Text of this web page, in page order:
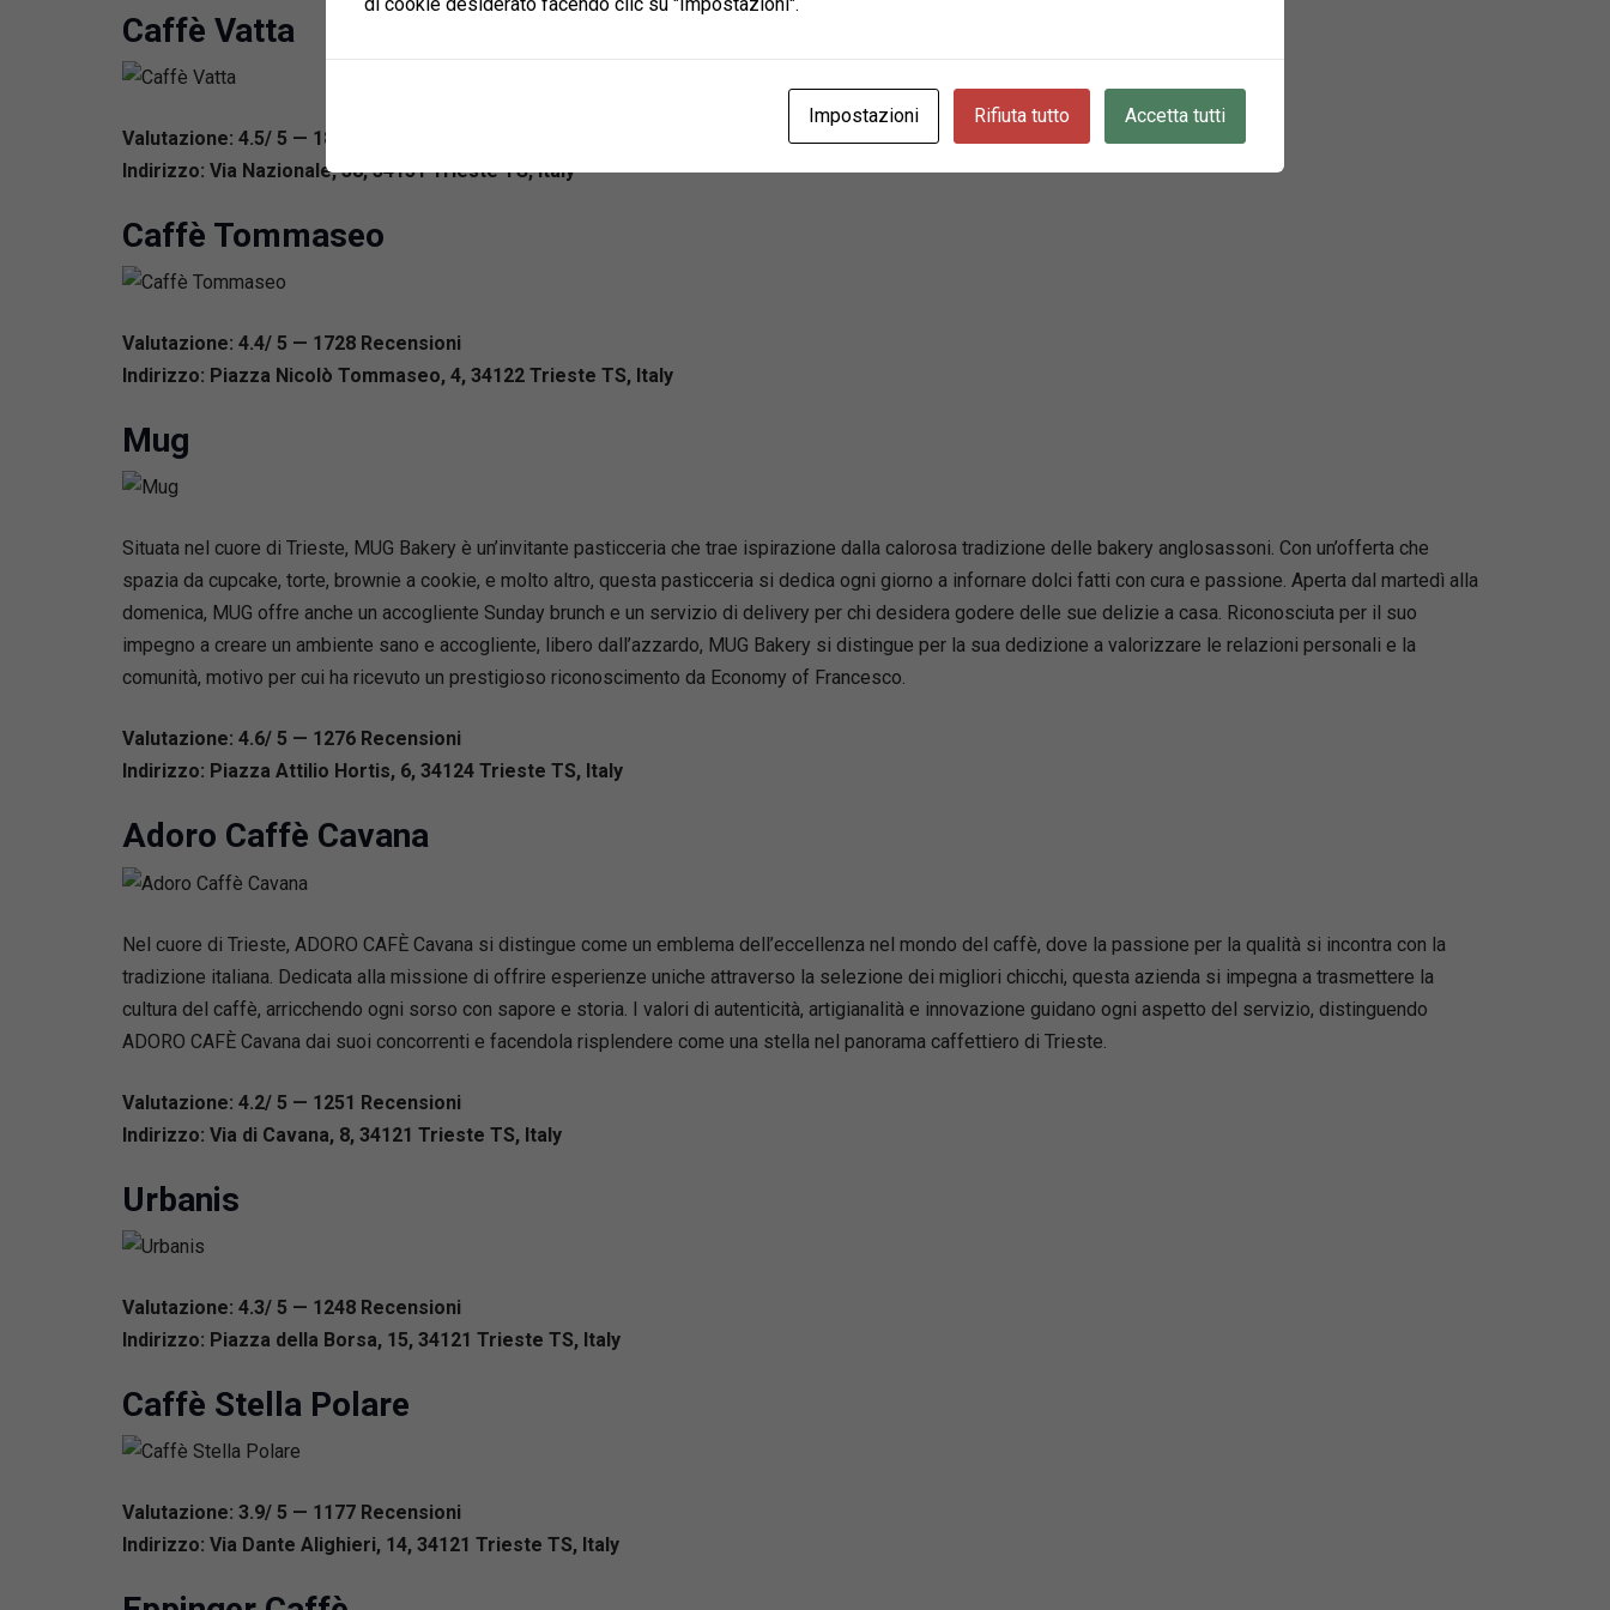
Caffè Vatta
Valutazione: 4.5/ 5 — 1848
Indirizzo: Via Nazionale, 38, 34151 Trieste TS, Italy
Caffè Tommaseo
Valutazione: 4.4/ 5 — 1728 Recensioni
Indirizzo: Piazza Nicolò Tommaseo, 4, 34122 Trieste TS, Italy
Mug
Situata nel cuore di Trieste, MUG Bakery è un’invitante pasticceria che trae ispirazione dalla calorosa tradizione delle bakery anglosassoni. Con un’offerta che
spazia da cupcake, torte, brownie a cookie, e molto altro, questa pasticceria si dedica ogni giorno a infornare dolci fatti con cura e passione. Aperta dal martedì alla
domenica, MUG offre anche un accogliente Sunday brunch e un servizio di delivery per chi desidera godere delle sue delizie a casa. Riconosciuta per il suo
impegno a creare un ambiente sano e accogliente, libero dall’azzardo, MUG Bakery si distingue per la sua dedizione a valorizzare le relazioni personali e la
comunità, motivo per cui ha ricevuto un prestigioso riconoscimento da Economy of Francesco.
Valutazione: 4.6/ 5 — 1276 Recensioni
Indirizzo: Piazza Attilio Hortis, 6, 34124 Trieste TS, Italy
Adoro Caffè Cavana
Nel cuore di Trieste, ADORO CAFÈ Cavana si distingue come un emblema dell’eccellenza nel mondo del caffè, dove la passione per la qualità si incontra con la
tradizione italiana. Dedicata alla missione di offrire esperienze uniche attraverso la selezione dei migliori chicchi, questa azienda si impegna a trasmettere la
cultura del caffè, arricchendo ogni sorso con sapore e storia. I valori di autenticità, artigianalità e innovazione guidano ogni aspetto del servizio, distinguendo
ADORO CAFÈ Cavana dai suoi concorrenti e facendola risplendere come una stella nel panorama caffettiero di Trieste.
Valutazione: 4.2/ 5 — 1251 Recensioni
Indirizzo: Via di Cavana, 8, 34121 Trieste TS, Italy
Urbanis
Valutazione: 4.3/ 5 — 1248 Recensioni
Indirizzo: Piazza della Borsa, 15, 34121 Trieste TS, Italy
Caffè Stella Polare
Valutazione: 3.9/ 5 — 1177 Recensioni
Indirizzo: Via Dante Alighieri, 14, 34121 Trieste TS, Italy
Impostazioni Rifiuta tutto Accetta tutti